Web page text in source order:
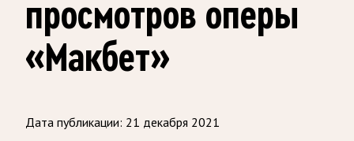
просмотров оперы
«Макбет»
Дата публикации: 21 декабря 2021